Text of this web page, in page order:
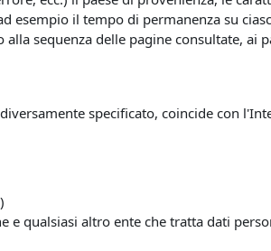
esempio il tempo di permanenza su
sequenza delle pagine consultate, ai
specificato, coincide con
e qualsiasi altro ente che tratta dati